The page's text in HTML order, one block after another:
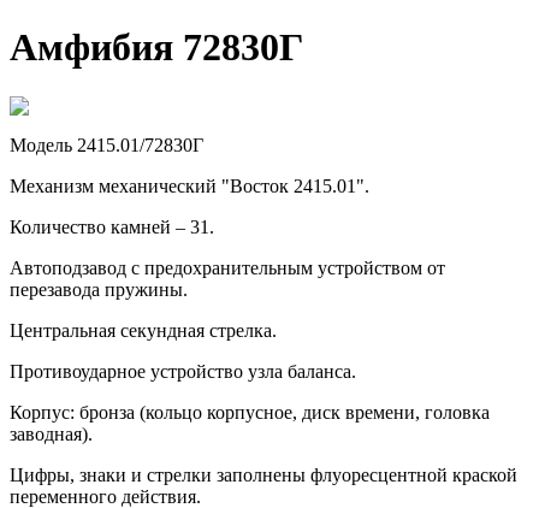
Амфибия 72830Г
Модель 2415.01/72830Г
Механизм механический "Восток 2415.01".
Количество камней – 31.
Автоподзавод с предохранительным устройством от
перезавода пружины.
Центральная секундная стрелка.
Противоударное устройство узла баланса.
Корпус: бронза (кольцо корпусное, диск времени, головка
заводная).
Цифры, знаки и стрелки заполнены флуоресцентной краской
переменного действия.